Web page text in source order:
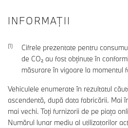
INFORMAŢII
Cifrele prezentate pentru
de CO₂ au fost obţinute în
măsurare în vigoare la momentul
Vehiculele enumerate în rezultatul
ascendentă, după data fabricării. Mai
mai vechi. Toți furnizorii de pe piața
Numărul lunar mediu al utilizatorilor